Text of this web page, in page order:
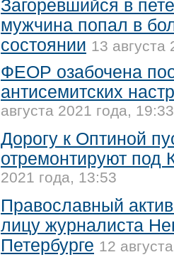
Загоревшийся в
мужчина попал в
состоянии 13 августа
ФЕОР озабочена
антисемитских
августа 2021 года, 19:33
Дорогу к Оптиной
отремонтируют под
2021 года, 13:53
Православный
лицу журналиста
Петербурге 12